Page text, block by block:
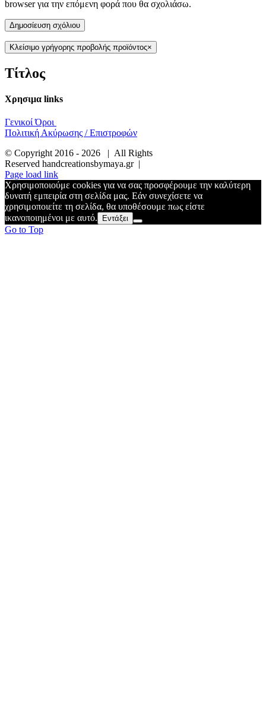
browser για την επόμενη φορά που θα σχολιάσω.
Κλείσιμο γρήγορης προβολής προϊόντος×
Τίτλος
Χρησιμα links
Γενικοί Όροι
Πολιτική Ακύρωσης / Επιστροφών
© Copyright 2016 - 2026 | All Rights
Reserved handcreationsbymaya.gr |
Page load link
Χρησιμοποιούμε cookies για να σας προσφέρουμε την καλύτερη
δυνατή εμπειρία στη σελίδα μας. Εάν συνεχίσετε να
χρησιμοποιείτε τη σελίδα, θα υποθέσουμε πως είστε
ικανοποιημένοι με αυτό.
Εντάξει
Go to Top